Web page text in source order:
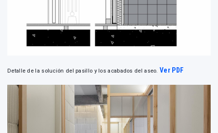
Detalle de la solución del pasillo y los acabados del aseo. Ver PDF